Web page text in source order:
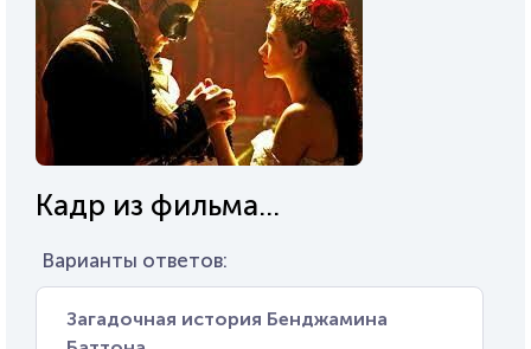
Кадр из фильма...
Варианты ответов:
Загадочная история Бенджамина